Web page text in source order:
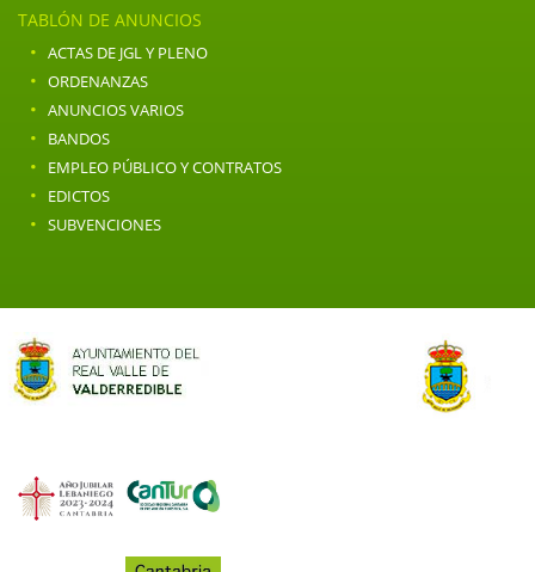
TABLÓN DE ANUNCIOS
· ACTAS DE JGL Y PLENO
· ORDENANZAS
· ANUNCIOS VARIOS
· BANDOS
· EMPLEO PÚBLICO Y CONTRATOS
· EDICTOS
· SUBVENCIONES